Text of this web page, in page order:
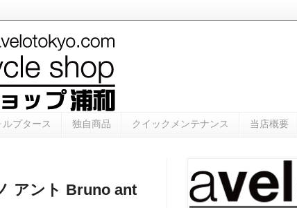
ルプタース 独自商品 クイックメンテナンス 当店概要
アント Bruno ant